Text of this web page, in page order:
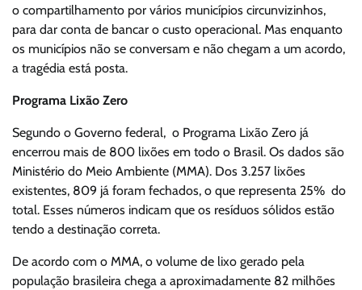
o compartilhamento por vários municípios circunvizinhos,
para dar conta de bancar o custo operacional. Mas enquanto
os municípios não se conversam e não chegam a um acordo,
a tragédia está posta.
Programa Lixão Zero
Segundo o Governo federal, o Programa Lixão Zero já
encerrou mais de 800 lixões em todo o Brasil. Os dados são
Ministério do Meio Ambiente (MMA). Dos 3.257 lixões
existentes, 809 já foram fechados, o que representa 25% do
total. Esses números indicam que os resíduos sólidos estão
tendo a destinação correta.
De acordo com o MMA, o volume de lixo gerado pela
população brasileira chega a aproximadamente 82 milhões